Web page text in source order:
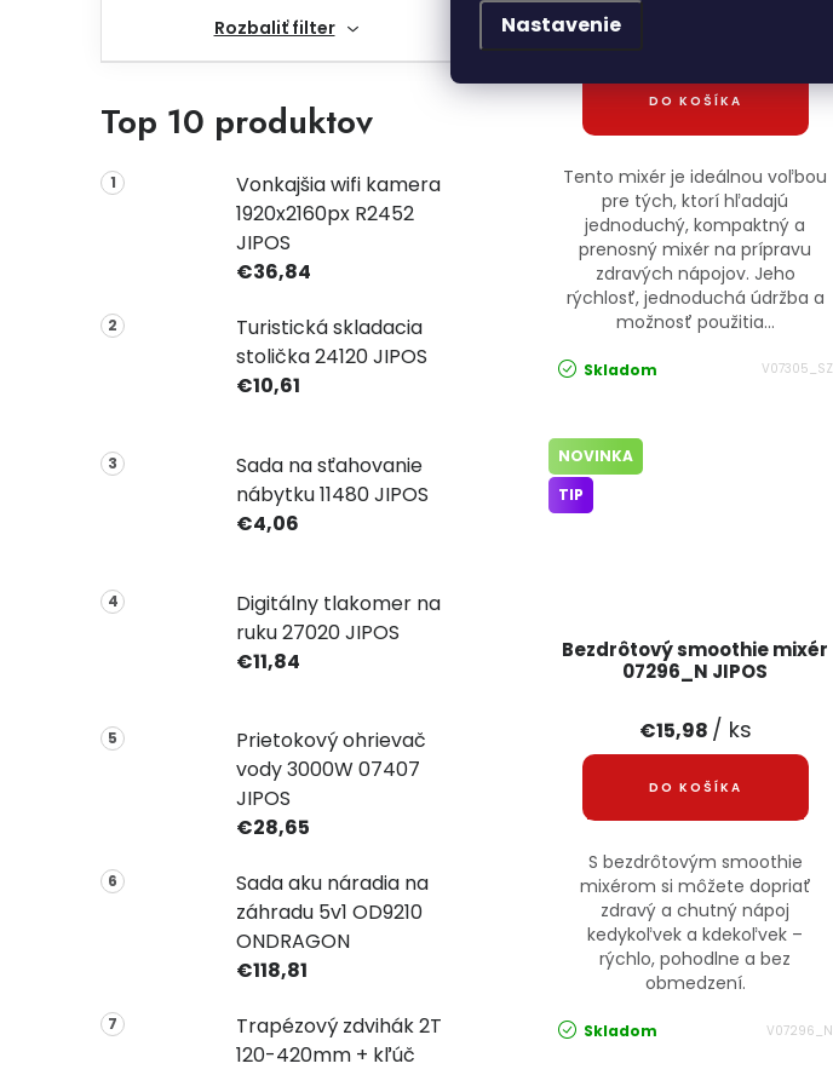
Nastavenie
Rozbaliť filter
Top 10 produktov
Vonkajšia wifi kamera
1920x2160px R2452
JIPOS
€36,84
Turistická skladacia
stolička 24120 JIPOS
€10,61
Sada na sťahovanie
nábytku 11480 JIPOS
€4,06
Digitálny tlakomer na
ruku 27020 JIPOS
€11,84
Prietokový ohrievač
vody 3000W 07407
JIPOS
€28,65
Sada aku náradia na
záhradu 5v1 OD9210
ONDRAGON
€118,81
Trapézový zdvihák 2T
120-420mm + kľúč
DO KOŠÍKA
Tento mixér je ideálnou voľbou
pre tých, ktorí hľadajú
jednoduchý, kompaktný a
prenosný mixér na prípravu
zdravých nápojov. Jeho
rýchlosť, jednoduchá údržba a
možnosť použitia...
Skladom V07305_SZ
Bezdrôtový smoothie mixér
07296_N JIPOS
NOVINKA
TIP
€15,98 / ks
DO KOŠÍKA
S bezdrôtovým smoothie
mixérom si môžete dopriať
zdravý a chutný nápoj
kedykoľvek a kdekoľvek –
rýchlo, pohodlne a bez
obmedzení.
Skladom V07296_N